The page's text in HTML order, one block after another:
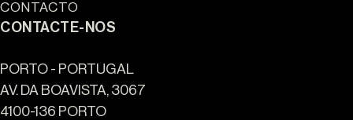
CONTACTO
CONTACTE-NOS
PORTO - PORTUGAL
AV. DA BOAVISTA, 3067
4100-136 PORTO